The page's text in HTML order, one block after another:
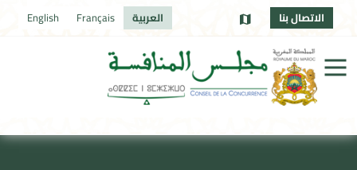
الاتصال بنا العربية Français
English